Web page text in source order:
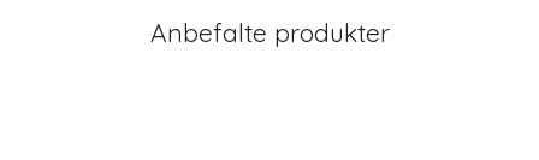
Anbefalte produkter